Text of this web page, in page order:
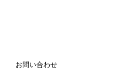
お問い合わせ